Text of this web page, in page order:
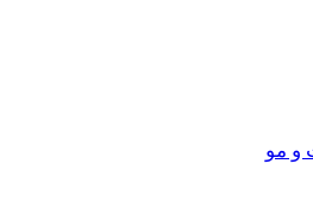
و مو